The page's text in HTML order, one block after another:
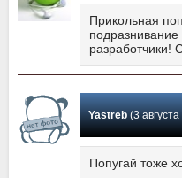
Прикольная
разработчики!
Yastreb(3 августа
Попугай тоже